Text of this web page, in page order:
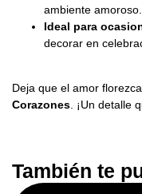
ambiente amoroso.
Ideal para
decorar en
Deja que el amor
Corazones. ¡Un detalle
También te